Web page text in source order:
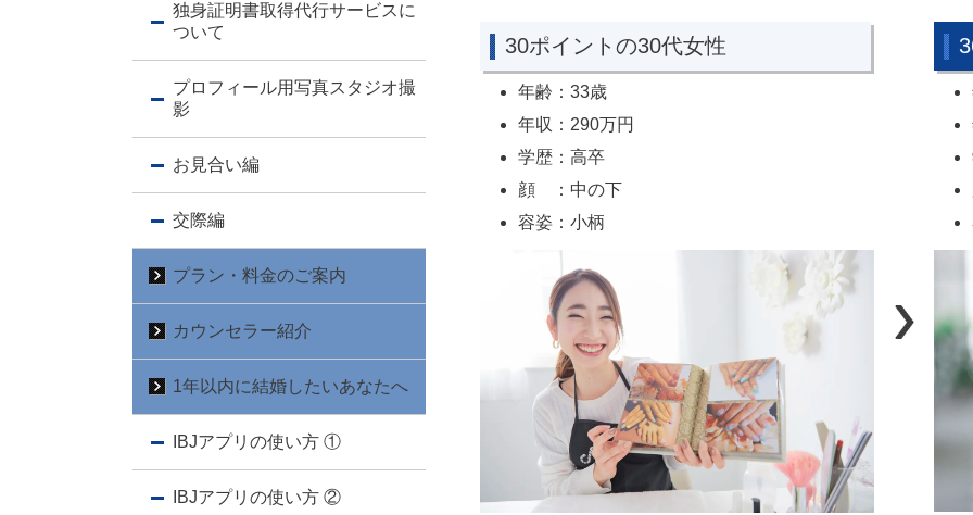
30ポイントの30代女性
年齢：33歳
年収：290万円
学歴：高卒
顔 ：中の下
容姿：小柄
独身証明書取得代行サービスに
ついて
プロフィール用写真スタジオ撮
影
お見合い編
交際編
プラン・料金のご案内
カウンセラー紹介
1年以内に結婚したいあなたへ
IBJアプリの使い方 ①
IBJアプリの使い方 ②